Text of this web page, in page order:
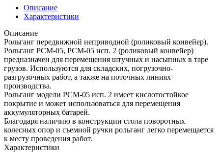
Описание
Характеристики
Описание
Рольганг передвижной неприводной (роликовый конвейер).
Рольганг РСМ-05, РСМ-05 исп. 2 (роликовый конвейер)
предназначен для перемещения штучных и насыпных в таре
грузов. Используются для складских, погрузочно-
разгрузочных работ, а также на поточных линиях
производства.
Рольганг модели РСМ-05 исп. 2 имеет кислотостойкое
покрытие и может использоваться для перемещения
аккумуляторных батарей.
Благодаря наличию в конструкции стола поворотных
колесных опор и съемной ручки рольганг легко перемещается
к месту проведения работ.
Характеристики